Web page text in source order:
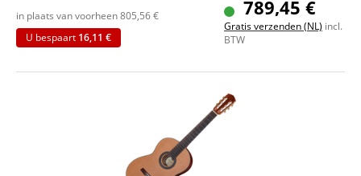
Toets: ebbenhout
Kleur: naturel, mat
789,45 €
Gratis verzenden (NL) incl.
BTW
in plaats van voorheen805,56€
U bespaart 16,11 €